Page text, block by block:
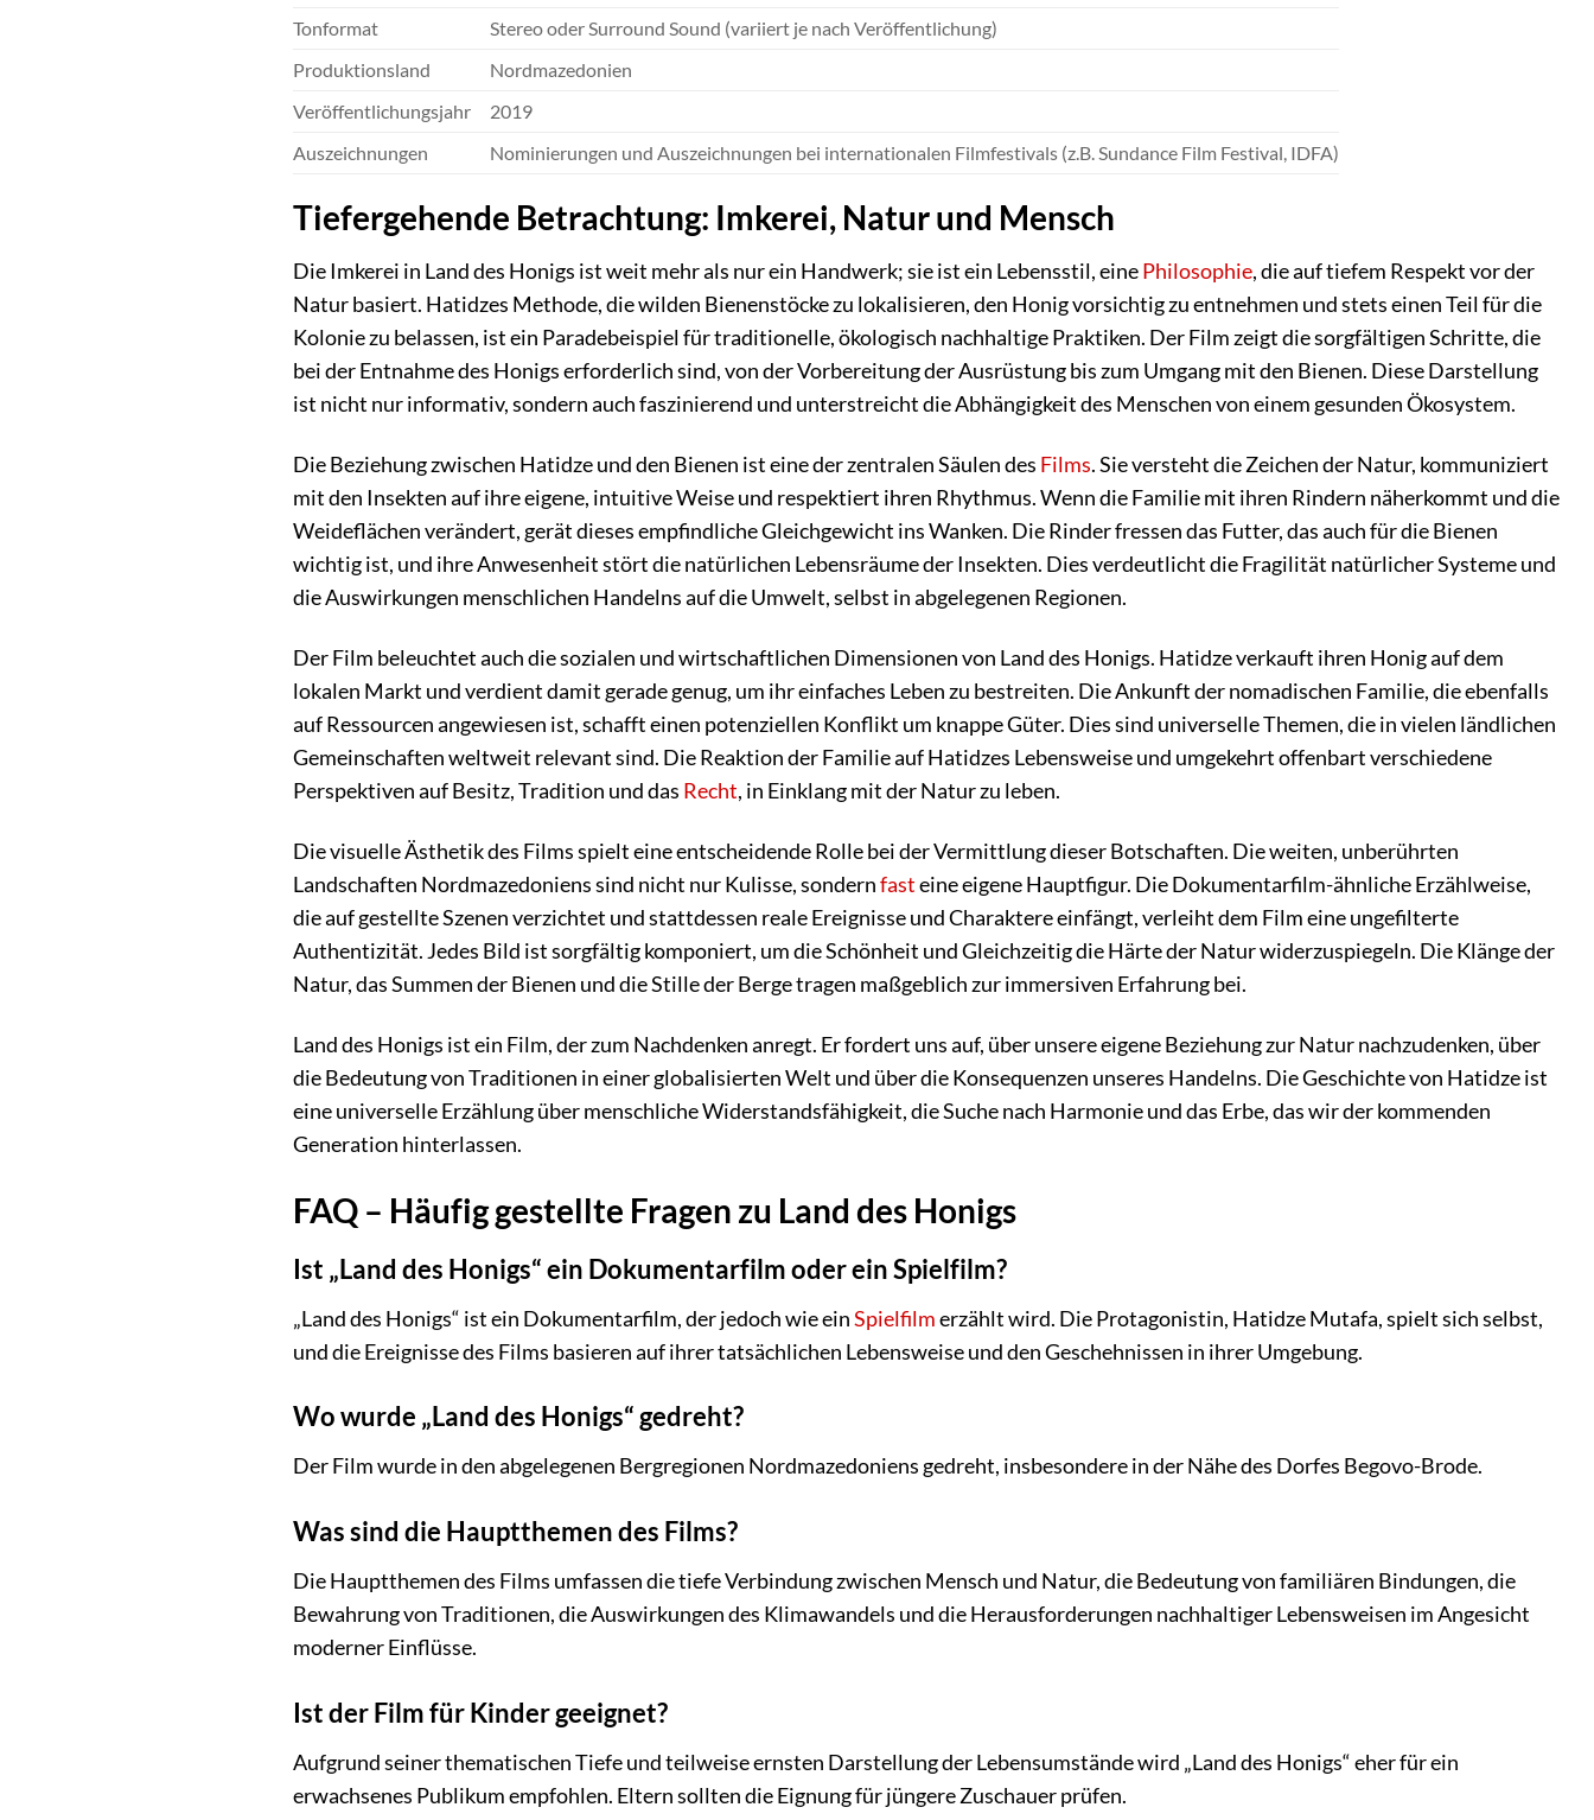
Tonformat
Stereo oder Surround Sound (variiert je nach Veröffentlichung)
Produktionsland
Nordmazedonien
Veröffentlichungsjahr
2019
Auszeichnungen
Nominierungen und Auszeichnungen bei internationalen Filmfestivals (z.B. Sundance Film Festival, IDFA)
Tiefergehende Betrachtung: Imkerei, Natur und Mensch
Die Imkerei in Land des Honigs ist weit mehr als nur ein Handwerk; sie ist ein Lebensstil, einePhilosophie, die auf tiefem Respekt vor der
Natur basiert. Hatidzes Methode, die wilden Bienenstöcke zu lokalisieren, den Honig vorsichtig zu entnehmen und stets einen Teil für die
Kolonie zu belassen, ist ein Paradebeispiel für traditionelle, ökologisch nachhaltige Praktiken. Der Film zeigt die sorgfältigen Schritte, die
bei der Entnahme des Honigs erforderlich sind, von der Vorbereitung der Ausrüstung bis zum Umgang mit den Bienen. Diese Darstellung
ist nicht nur informativ, sondern auch faszinierend und unterstreicht die Abhängigkeit des Menschen von einem gesunden Ökosystem.
Die Beziehung zwischen Hatidze und den Bienen ist eine der zentralen Säulen des Films. Sie versteht die Zeichen der Natur, kommuniziert
mit den Insekten auf ihre eigene, intuitive Weise und respektiert ihren Rhythmus. Wenn die Familie mit ihren Rindern näherkommt und die
Weideflächen verändert, gerät dieses empfindliche Gleichgewicht ins Wanken. Die Rinder fressen das Futter, das auch für die Bienen
wichtig ist, und ihre Anwesenheit stört die natürlichen Lebensräume der Insekten. Dies verdeutlicht die Fragilität natürlicher Systeme und
die Auswirkungen menschlichen Handelns auf die Umwelt, selbst in abgelegenen Regionen.
Der Film beleuchtet auch die sozialen und wirtschaftlichen Dimensionen von Land des Honigs. Hatidze verkauft ihren Honig auf dem
lokalen Markt und verdient damit gerade genug, um ihr einfaches Leben zu bestreiten. Die Ankunft der nomadischen Familie, die ebenfalls
auf Ressourcen angewiesen ist, schafft einen potenziellen Konflikt um knappe Güter. Dies sind universelle Themen, die in vielen ländlichen
Gemeinschaften weltweit relevant sind. Die Reaktion der Familie auf Hatidzes Lebensweise und umgekehrt offenbart verschiedene
Perspektiven auf Besitz, Tradition und das Recht, in Einklang mit der Natur zu leben.
Die visuelle Ästhetik des Films spielt eine entscheidende Rolle bei der Vermittlung dieser Botschaften. Die weiten, unberührten
Landschaften Nordmazedoniens sind nicht nur Kulisse, sondernfasteine eigene Hauptfigur. Die Dokumentarfilm-ähnliche Erzählweise,
die auf gestellte Szenen verzichtet und stattdessen reale Ereignisse und Charaktere einfängt, verleiht dem Film eine ungefilterte
Authentizität. Jedes Bild ist sorgfältig komponiert, um die Schönheit und Gleichzeitig die Härte der Natur widerzuspiegeln. Die Klänge der
Natur, das Summen der Bienen und die Stille der Berge tragen maßgeblich zur immersiven Erfahrung bei.
Land des Honigs ist ein Film, der zum Nachdenken anregt. Er fordert uns auf, über unsere eigene Beziehung zur Natur nachzudenken, über
die Bedeutung von Traditionen in einer globalisierten Welt und über die Konsequenzen unseres Handelns. Die Geschichte von Hatidze ist
eine universelle Erzählung über menschliche Widerstandsfähigkeit, die Suche nach Harmonie und das Erbe, das wir der kommenden
Generation hinterlassen.
FAQ – Häufig gestellte Fragen zu Land des Honigs
Ist „Land des Honigs“ ein Dokumentarfilm oder ein Spielfilm?
„Land des Honigs“ ist ein Dokumentarfilm, der jedoch wie einSpielfilmerzählt wird. Die Protagonistin, Hatidze Mutafa, spielt sich selbst,
und die Ereignisse des Films basieren auf ihrer tatsächlichen Lebensweise und den Geschehnissen in ihrer Umgebung.
Wo wurde „Land des Honigs“ gedreht?
Der Film wurde in den abgelegenen Bergregionen Nordmazedoniens gedreht, insbesondere in der Nähe des Dorfes Begovo-Brode.
Was sind die Hauptthemen des Films?
Die Hauptthemen des Films umfassen die tiefe Verbindung zwischen Mensch und Natur, die Bedeutung von familiären Bindungen, die
Bewahrung von Traditionen, die Auswirkungen des Klimawandels und die Herausforderungen nachhaltiger Lebensweisen im Angesicht
moderner Einflüsse.
Ist der Film für Kinder geeignet?
Aufgrund seiner thematischen Tiefe und teilweise ernsten Darstellung der Lebensumstände wird „Land des Honigs“ eher für ein
erwachsenes Publikum empfohlen. Eltern sollten die Eignung für jüngere Zuschauer prüfen.